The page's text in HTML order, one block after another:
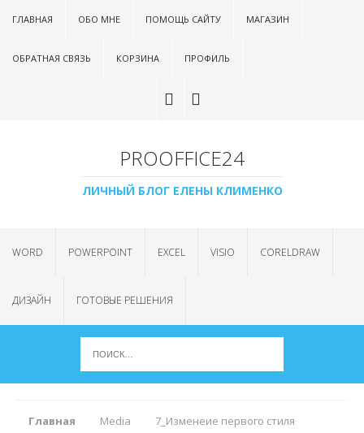
ГЛАВНАЯ ОБО МНЕ ПОМОЩЬ САЙТУ МАГАЗИН
ОБРАТНАЯ СВЯЗЬ КОРЗИНА ПРОФИЛЬ
PROOFFICE24
ЛИЧНЫЙ БЛОГ ЕЛЕНЫ КЛИМЕНКО
WORD POWERPOINT EXCEL VISIO CORELDRAW
ДИЗАЙН ГОТОВЫЕ РЕШЕНИЯ
Главная Media 7_Изменеие первого стиля